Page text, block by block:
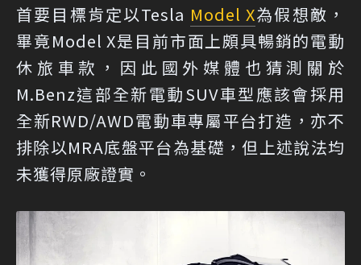
首要目標肯定以Tesla Model X為假想敵，
畢竟Model X是目前市面上頗具暢銷的電動
休旅車款，因此國外媒體也猜測關於
M.Benz這部全新電動SUV車型應該會採用
全新RWD/AWD電動車專屬平台打造，亦不
排除以MRA底盤平台為基礎，但上述說法均
未獲得原廠證實。